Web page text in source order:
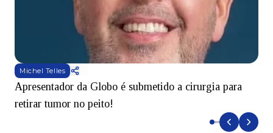
Michel Telles
Apresentador da Globo é submetido a cirurgia para
retirar tumor no peito!